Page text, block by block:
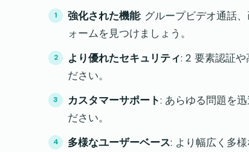
強化された機能: グループビデオ通話
ォームを見つけましょう。
より優れたセキュリティ: 2 要素認証
ださい。
カスタマーサポート: あらゆる問題を
ださい。
多様なユーザーベース: より幅広く多